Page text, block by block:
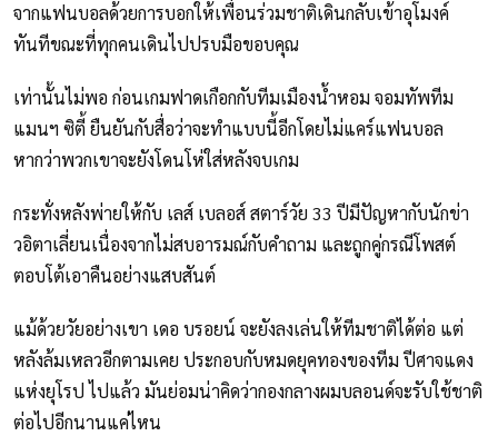
จากแฟนบอลด้วยการบอกให้เพื่อนร่วมชาติเดินกลับเข้าอุโมงค์
ทันทีขณะที่ทุกคนเดินไปปรบมือขอบคุณ
เท่านั้นไม่พอ ก่อนเกมฟาดเกือกกับทีมเมืองน้ำหอม จอมทัพทีม
แมนฯ ซิตี้ ยืนยันกับสื่อว่าจะทำแบบนี้อีกโดยไม่แคร์แฟนบอล
หากว่าพวกเขาจะยังโดนโห่ใส่หลังจบเกม
กระทั่งหลังพ่ายให้กับ เลส์ เบลอส์ สตาร์วัย 33 ปีมีปัญหากับนักข่า
วอิตาเลี่ยนเนื่องจากไม่สบอารมณ์กับคำถาม และถูกคู่กรณีโพสต์
ตอบโต้เอาคืนอย่างแสบสันต์
แม้ด้วยวัยอย่างเขา เดอ บรอยน์ จะยังลงเล่นให้ทีมชาติได้ต่อ แต่
หลังล้มเหลวอีกตามเคย ประกอบกับหมดยุคทองของทีม ปีศาจแดง
แห่งยุโรป ไปแล้ว มันย่อมน่าคิดว่ากองกลางผมบลอนด์จะรับใช้ชาติ
ต่อไปอีกนานแค่ไหน